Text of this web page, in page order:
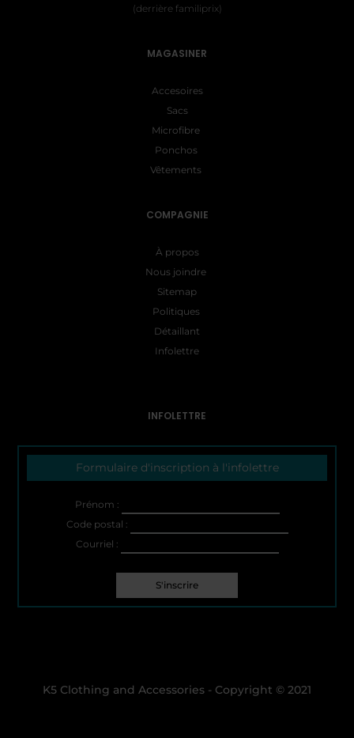
(derrière familiprix)
MAGASINER
Accesoires
Sacs
Microfibre
Ponchos
Vêtements
COMPAGNIE
À propos
Nous joindre
Sitemap
Politiques
Détaillant
Infolettre
INFOLETTRE
Formulaire d'inscription à l'infolettre
Prénom :
Code postal :
Courriel :
K5 Clothing and Accessories - Copyright © 2021